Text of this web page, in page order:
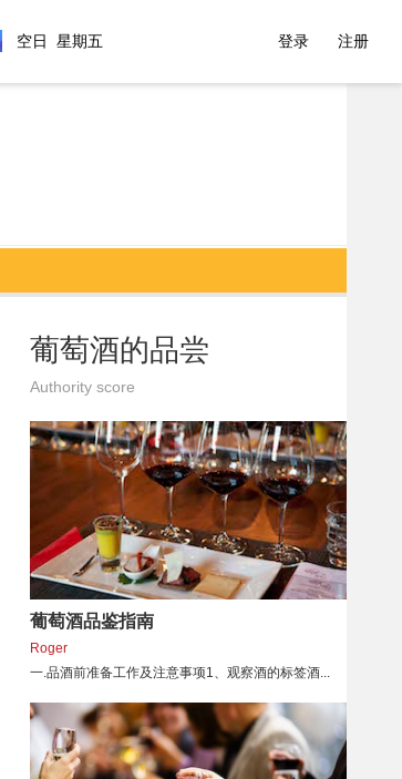
空日 星期五 登录 注册
葡萄酒的品尝
Authority score
葡萄酒品鉴指南
Roger
一.品酒前准备工作及注意事项1、观察酒的标签酒...